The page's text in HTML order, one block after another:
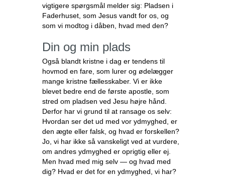
vigtigere spørgsmål melder sig: Pladsen i
Faderhuset, som Jesus vandt for os, og
som vi modtog i dåben, hvad med den?
Din og min plads
Også blandt kristne i dag er tendens til
hovmod en fare, som lurer og ødelægger
mange kristne fællesskaber. Vi er ikke
blevet bedre end de første apostle, som
stred om pladsen ved Jesu højre hånd.
Derfor har vi grund til at ransage os selv:
Hvordan ser det ud med vor ydmyghed, er
den ægte eller falsk, og hvad er forskellen?
Jo, vi har ikke så vanskeligt ved at vurdere,
om andres ydmyghed er oprigtig eller ej.
Men hvad med mig selv — og hvad med
dig? Hvad er det for en ydmyghed, vi har?